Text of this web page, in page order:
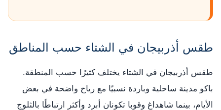
طقس أذربيجان في الشتاء حسب المناطق
طقس أذربيجان في الشتاء يختلف كثيرًا حسب المنطقة.
باكو مدينة ساحلية وباردة نسبيًا مع رياح واضحة في بعض
الأيام، بينما شاهداغ وقوبا تكونان أبرد وأكثر ارتباطًا بالثلوج